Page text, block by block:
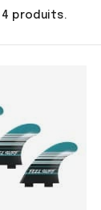
4 produits.